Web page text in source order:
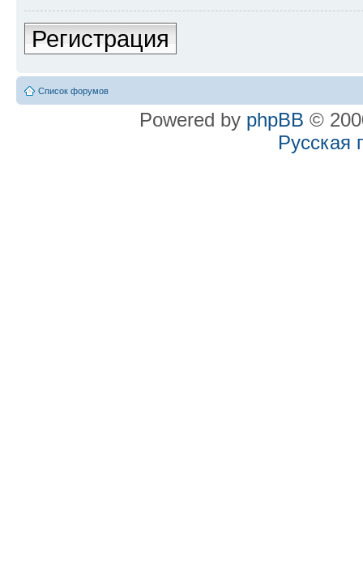
Регистрация
Список форумов
Powered by phpBB ©
Русская